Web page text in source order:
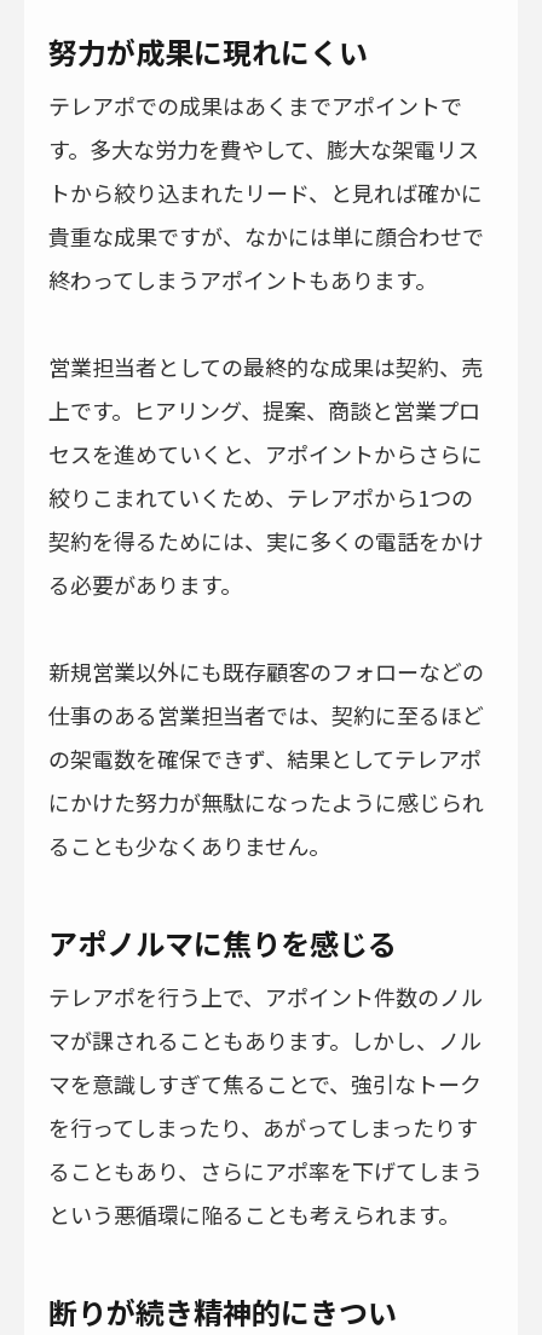
努力が成果に現れにくい
テレアポでの成果はあくまでアポイントで
す。多大な労力を費やして、膨大な架電リス
トから絞り込まれたリード、と見れば確かに
貴重な成果ですが、なかには単に顔合わせで
終わってしまうアポイントもあります。
営業担当者としての最終的な成果は契約、売
上です。ヒアリング、提案、商談と営業プロ
セスを進めていくと、アポイントからさらに
絞りこまれていくため、テレアポから1つの
契約を得るためには、実に多くの電話をかけ
る必要があります。
新規営業以外にも既存顧客のフォローなどの
仕事のある営業担当者では、契約に至るほど
の架電数を確保できず、結果としてテレアポ
にかけた努力が無駄になったように感じられ
ることも少なくありません。
アポノルマに焦りを感じる
テレアポを行う上で、アポイント件数のノル
マが課されることもあります。しかし、ノル
マを意識しすぎて焦ることで、強引なトーク
を行ってしまったり、あがってしまったりす
ることもあり、さらにアポ率を下げてしまう
という悪循環に陥ることも考えられます。
断りが続き精神的にきつい